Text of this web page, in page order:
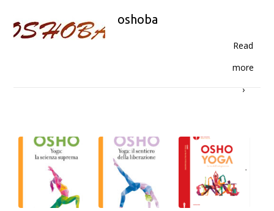
oshoba
Read
more
›